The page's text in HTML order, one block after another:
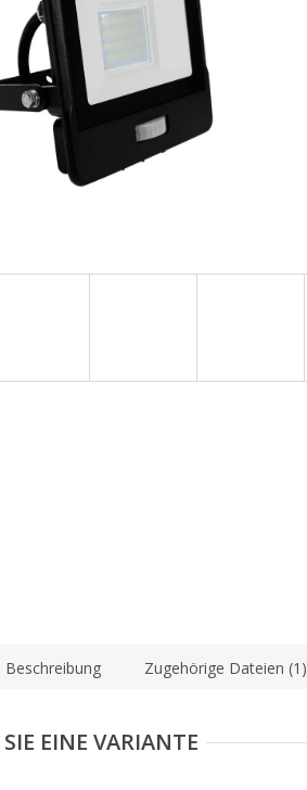
Beschreibung Zugehörige Dateien (1)